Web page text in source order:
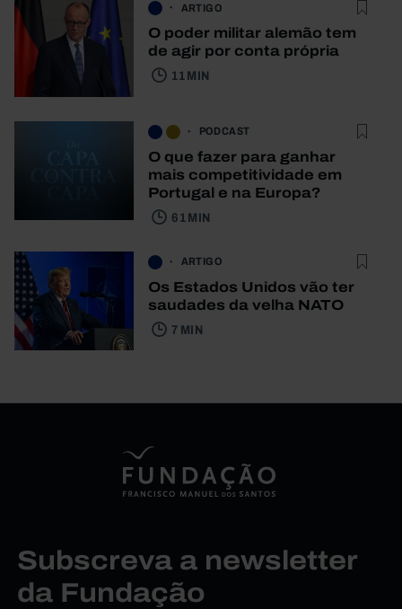
ARTIGO
O poder militar alemão tem
de agir por conta própria
11 MIN
PODCAST
O que fazer para ganhar
mais competitividade em
Portugal e na Europa?
61 MIN
ARTIGO
Os Estados Unidos vão ter
saudades da velha NATO
7 MIN
Subscreva a newsletter
da Fundação